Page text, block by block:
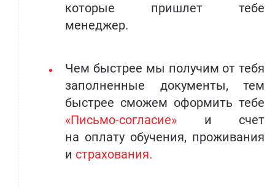
которые пришлет тебе
менеджер.
Чем быстрее мы получим от тебя
заполненные документы, тем
быстрее сможем оформить тебе
«Письмо-согласие» и счет
на оплату обучения, проживания
и страхования.